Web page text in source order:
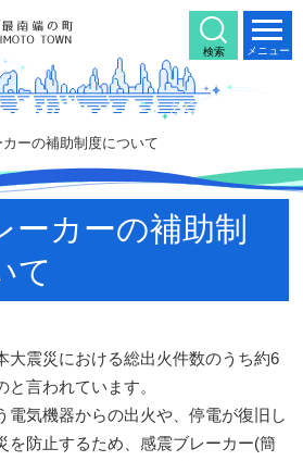
メニュー
ーの補助制度について
検索
ーカーの補助制
て
大震災における総出火件数のうち約6
言われています。
電気機器からの出火や、停電が復旧し
を防止するため、感震ブレーカー(簡